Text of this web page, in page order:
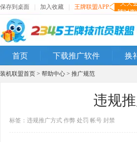
保存到桌面 加入收藏 王牌联盟APP
首页 下载推广软件 换
装机联盟首页 > 帮助中心 > 推广规范
违规
标签： 违规推广方式 作弊 处罚 帐号 封禁